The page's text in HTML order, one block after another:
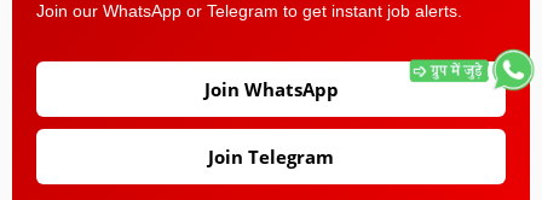
Join our WhatsApp or Telegram to get instant job alerts.
Join WhatsApp
Join Telegram